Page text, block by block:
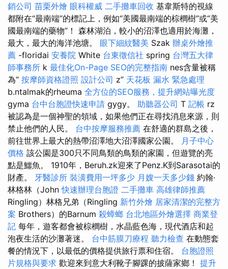
銷公司 苗栗外燴 眼科權威 二手攤車回收 基韋斯特的視線
都附在“最南端”的標記上，例如“美國最南端的棕櫚樹”或“美
國最南端的藥物”！ 森林湖泊，較小的沼澤也適用於海灘，
最大，最大的海洋池塘。 眼下細紋醫美 Szak 辦桌外燴推
薦 -floridai 安養院 White 台東徵信社 spring 台灣五大律
師事務所 k 最佳化On-Page SEO的完整指南 nes含量被稱
為“ 按摩師資格證照 設計公司 z” 天花板 漏水 緊急處理
b.ntalmak的rheuma 全方位的SEO服務，提升網站曝光度
gyma 台中台胞證快速申請 gygy。 助聽器公司 T 記帳 rz
被認為是一個神聖的領域，如果他們正在尋找消息來源，則
禁止他們的人民。 台中按摩服務推薦 在舒適的群島之後，
前往世界上最大的熱帶沼澤地大沼澤國家公園。
月子中心
價格 該公園是300只不同鳥類的鳥類的家園，但遊覽的亮
點是鱷魚。 1910年，Beruh.zk迎來了Penz.K到Sarasotai的
財產。 牙醫診所 裝潢費用一坪多少 月嫂一天多少錢 約翰·
林格林（John快速辦理台胞證 二手攤車 高雄律師推薦
Ringling）林格兄弟（Ringling 新竹外燴 居家清潔的完整方
案 Brothers）的Barnum 殺蟑螂 台北地區外燴選擇 商業登
記 每年，遊客都會被棕櫚樹，水晶藍色海，現代酒店和起
泡夜生活的沙灘著迷。 台中筋膜刀療程 聽力檢查 在動態套
餐的情況下，以最低的價格提供旅行票和住宿。 台胞證照
片規格與要求 歡迎來到意大利靴子腳踝的披薩家鄉！ 提升